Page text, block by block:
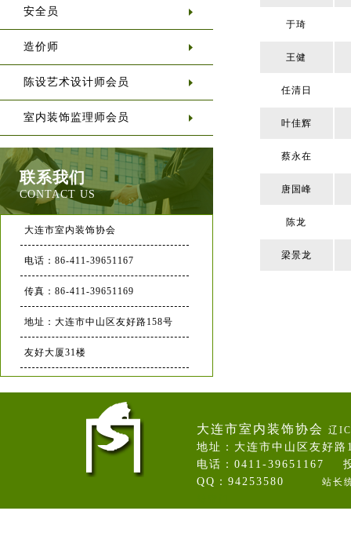
安全员
造价师
陈设艺术设计师会员
室内装饰监理师会员
联系我们
CONTACT US
大连市室内装饰协会
电话：86-411-39651167
传真：86-411-39651169
地址：大连市中山区友好路158号
友好大厦31楼
于琦
王健
任清日
叶佳辉
蔡永在
唐国峰
陈龙
梁景龙
大连市室内装饰协会 辽
地址：大连市中山区友好
电话：0411-39651167
QQ：94253580 站长